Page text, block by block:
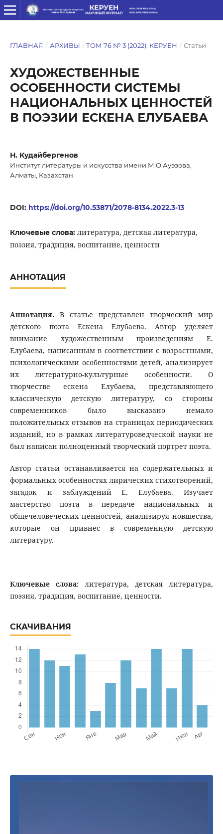
ГЛАВНАЯ / АРХИВЫ / ТОМ 76 № 3 (2022): КЕРУЕН / Статьи
ХУДОЖЕСТВЕННЫЕ
ОСОБЕННОСТИ СИСТЕМЫ
НАЦИОНАЛЬНЫХ ЦЕННОСТЕЙ
В ПОЭЗИИ ЕСКЕНА ЕЛУБАЕВА
Н. Кудайбергенов
Институт литературы и искусства имени М.О.Ауэзова,
Алматы, Казахстан
DOI: https://doi.org/10.53871/2078-8134.2022.3-13
Ключевые слова: литература, детская литература,
поэзия, традиция, воспитание, ценности
АННОТАЦИЯ
Аннотация. В статье представлен творческий мир
детского поэта Ескена Елубаева. Автор уделяет
внимание художественным произведениям Е.
Елубаева, написанным в соответствии с возрастными,
психологическими особенностями детей, анализирует
их литературно-культурные особенности. О
творчестве ескена Елубаева, представляющего
классическую детскую литературу, со стороны
современников было высказано немало
положительных отзывов на страницах периодических
изданий, но в рамках литературоведческой науки не
был написан полноценный творческий портрет поэта.
Автор статьи останавливается на содержательных и
формальных особенностях лирических стихотворений,
загадок и заблуждений Е. Елубаева. Изучает
мастерство поэта в передаче национальных и
общечеловеческих ценностей, анализируя новшества,
которые он привнес в современную детскую
литературу.
Ключевые слова: литература, детская литература,
поэзия, традиция, воспитание, ценности.
СКАЧИВАНИЯ